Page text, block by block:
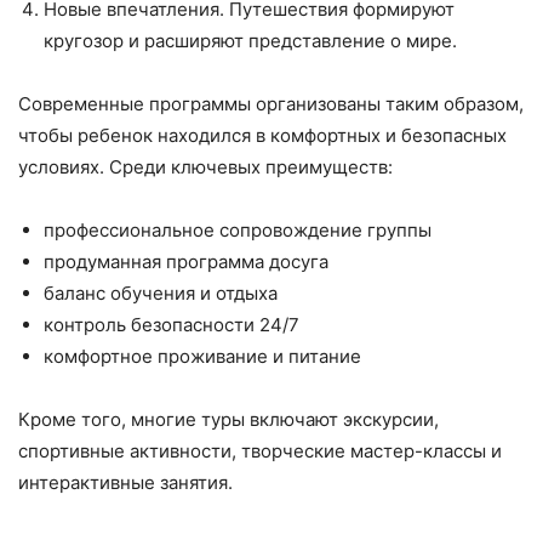
Новые впечатления. Путешествия формируют
кругозор и расширяют представление о мире.
Современные программы организованы таким образом,
чтобы ребенок находился в комфортных и безопасных
условиях. Среди ключевых преимуществ:
профессиональное сопровождение группы
продуманная программа досуга
баланс обучения и отдыха
контроль безопасности 24/7
комфортное проживание и питание
Кроме того, многие туры включают экскурсии,
спортивные активности, творческие мастер-классы и
интерактивные занятия.